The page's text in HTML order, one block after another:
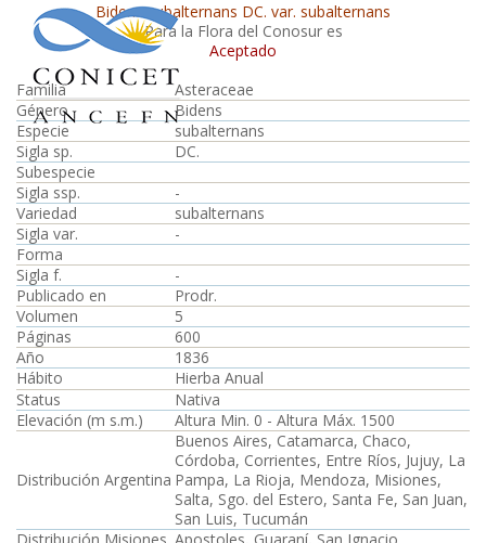
Bidens subalternans DC. var. subalternans
Para la Flora del Conosur es
Aceptado
Familia
Asteraceae
Género
Bidens
Especie
subalternans
Sigla sp.
DC.
Subespecie
Sigla ssp.
-
Variedad
subalternans
Sigla var.
-
Forma
Sigla f.
-
Publicado en
Prodr.
Volumen
5
Páginas
600
Año
1836
Hábito
Hierba Anual
Status
Nativa
Elevación (m s.m.)
Altura Min. 0 - Altura Máx. 1500
Distribución Argentina
Buenos Aires, Catamarca, Chaco,
Córdoba, Corrientes, Entre Ríos, Jujuy, La
Pampa, La Rioja, Mendoza, Misiones,
Salta, Sgo. del Estero, Santa Fe, San Juan,
San Luis, Tucumán